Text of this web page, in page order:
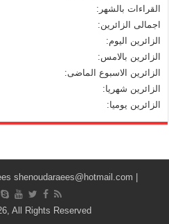
القراءات بالشهر:
اجمالى الزائرين:
الزائرين اليوم:
الزائرين بالامس:
الزائرين الاسبوع الماضى:
الزائرين شهريا:
الزائرين يوميا:
shenoudaraees@hotmail.com
All Rights Reserved